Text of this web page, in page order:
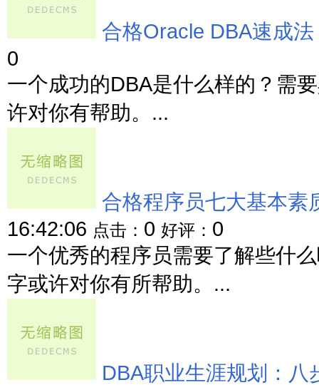
合格Oracle DBA速成法
0
一个成功的DBA是什么样的？需
许对你有帮助。...
合格程序员七大基本素
16:42:06 点击： 0 好评： 0
一个优秀的程序员需要了解些什
字或许对你有所帮助。...
DBA职业生涯规划：